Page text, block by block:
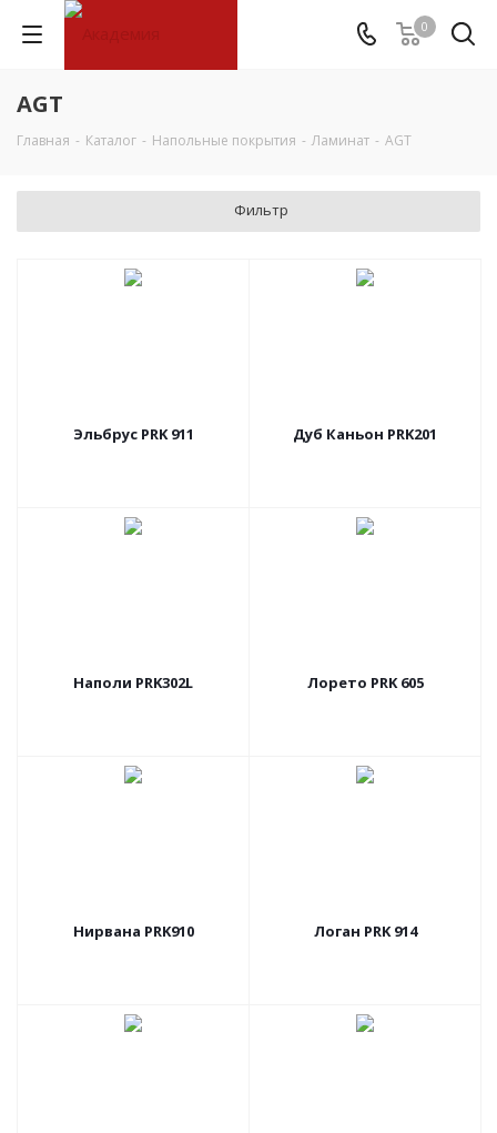
0
AGT
Главная - Каталог - Напольные покрытия - Ламинат - AGT
Фильтр
Эльбрус PRK 911 Дуб Каньон PRK201
Наполи PRK302L Лорето PRK 605
Нирвана PRK910 Логан PRK 914